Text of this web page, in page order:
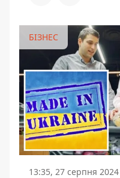
БІЗНЕС
13:35, 27 серпня 2024